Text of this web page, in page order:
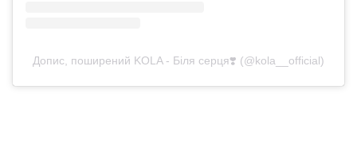
Допис, поширений KOLA - Біля серця❣️ (@kola__official)